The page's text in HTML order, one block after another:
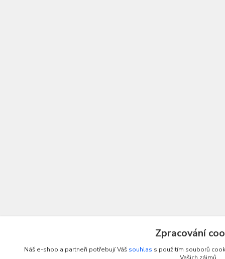
Zpracování
Náš e-shop a partneři potřebují Váš souhlas s použitím souborů